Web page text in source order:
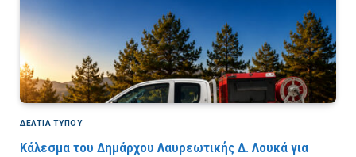
ΔΕΛΤΙΑ ΤΥΠΟΥ
Κάλεσμα του Δημάρχου Λαυρεωτικής Δ. Λουκά για